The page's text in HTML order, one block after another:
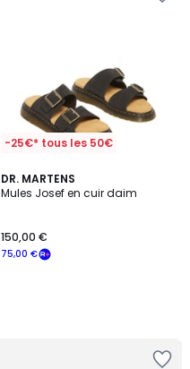
-25€* tous les 50€
DR. MARTENS
Mules Josef en cuir daim
75,00 €
150,00 €